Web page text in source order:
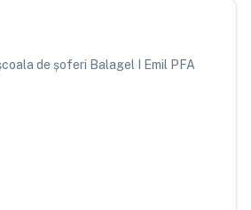
de șoferi Balagel I Emil PFA